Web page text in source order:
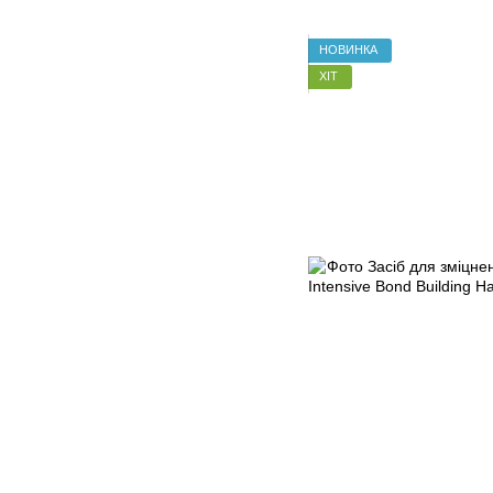
НОВИНКА
ХІТ